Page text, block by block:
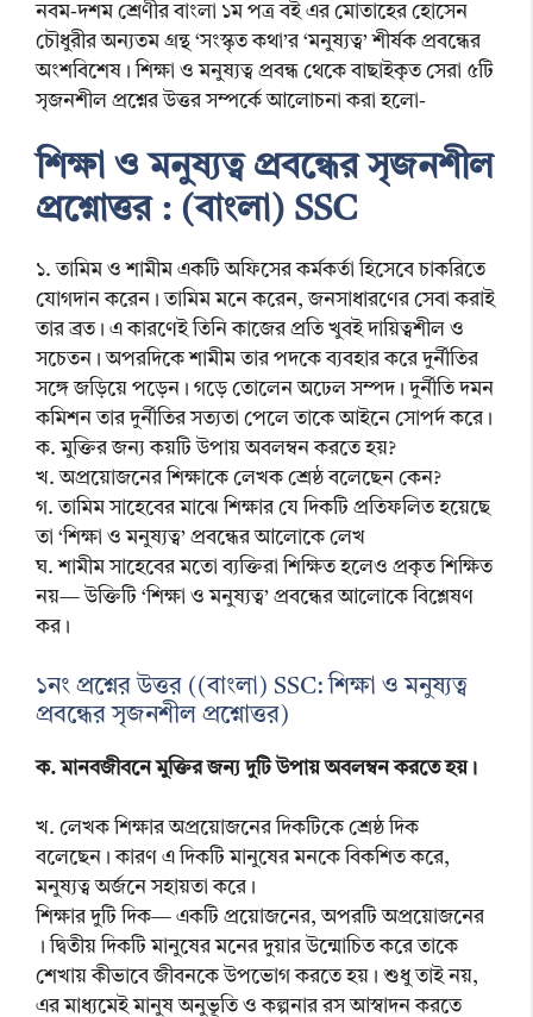
নবম-দশম শ্রেণীর বাংলা ১ম পত্র বই এর মোতাহের হোসেন
চৌধুরীর অন্যতম গ্রন্থ ‘সংস্কৃত কথা’র ‘মনুষ্যত্ব’ শীর্ষক প্রবন্ধের
অংশবিশেষ। শিক্ষা ও মনুষ্যত্ব প্রবন্ধ থেকে বাছাইকৃত সেরা ৫টি
সৃজনশীল প্রশ্নের উত্তর সম্পর্কে আলোচনা করা হলো-
শিক্ষা ও মনুষ্যত্ব প্রবন্ধের সৃজনশীল
প্রশ্নোত্তর : (বাংলা) SSC
১. তামিম ও শামীম একটি অফিসের কর্মকর্তা হিসেবে চাকরিতে
যোগদান করেন। তামিম মনে করেন, জনসাধারণের সেবা করাই
তার ব্রত। এ কারণেই তিনি কাজের প্রতি খুবই দায়িত্বশীল ও
সচেতন। অপরদিকে শামীম তার পদকে ব্যবহার করে দুর্নীতির
সঙ্গে জড়িয়ে পড়েন। গড়ে তোলেন অঢেল সম্পদ। দুর্নীতি দমন
কমিশন তার দুর্নীতির সত্যতা পেলে তাকে আইনে সোপর্দ করে।
ক. মুক্তির জন্য কয়টি উপায় অবলম্বন করতে হয়?
খ. অপ্রয়োজনের শিক্ষাকে লেখক শ্রেষ্ঠ বলেছেন কেন?
গ. তামিম সাহেবের মাঝে শিক্ষার যে দিকটি প্রতিফলিত হয়েছে
তা ‘শিক্ষা ও মনুষ্যত্ব’ প্রবন্ধের আলোকে লেখ
ঘ. শামীম সাহেবের মতো ব্যক্তিরা শিক্ষিত হলেও প্রকৃত শিক্ষিত
নয়— উক্তিটি ‘শিক্ষা ও মনুষ্যত্ব’ প্রবন্ধের আলোকে বিশ্লেষণ
কর।
১নং প্রশ্নের উত্তর ((বাংলা) SSC: শিক্ষা ও মনুষ্যত্ব
প্রবন্ধের সৃজনশীল প্রশ্নোত্তর)
ক. মানবজীবনে মুক্তির জন্য দুটি উপায় অবলম্বন করতে হয়।
খ. লেখক শিক্ষার অপ্রয়োজনের দিকটিকে শ্রেষ্ঠ দিক
বলেছেন। কারণ এ দিকটি মানুষের মনকে বিকশিত করে,
মনুষ্যত্ব অর্জনে সহায়তা করে।
শিক্ষার দুটি দিক— একটি প্রয়োজনের, অপরটি অপ্রয়োজনের
। দ্বিতীয় দিকটি মানুষের মনের দুয়ার উন্মোচিত করে তাকে
শেখায় কীভাবে জীবনকে উপভোগ করতে হয়। শুধু তাই নয়,
এর মাধ্যমেই মানুষ অনুভূতি ও কল্পনার রস আস্বাদন করতে